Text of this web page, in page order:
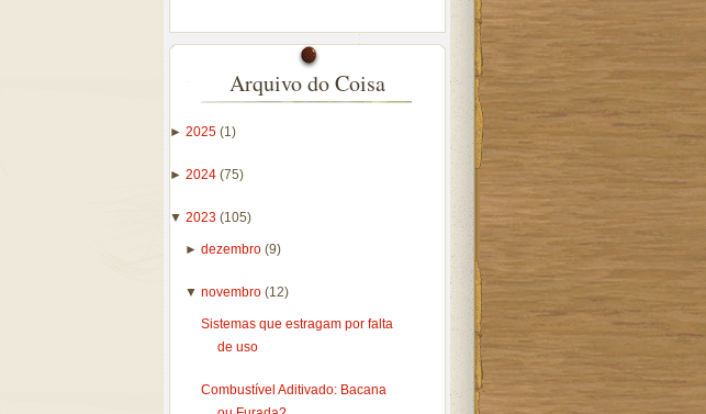
Arquivo do Coisa
► 2025 (1)
► 2024 (75)
▼ 2023 (105)
► dezembro (9)
▼ novembro (12)
Sistemas que estragam por falta
de uso
Combustível Aditivado: Bacana